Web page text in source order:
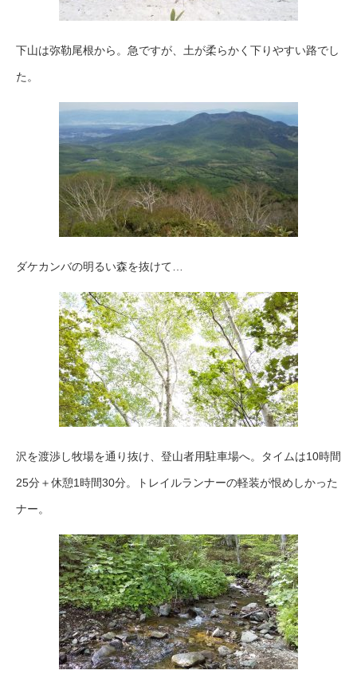
下山は弥勒尾根から。急ですが、土が柔らかく下りやすい路でし
た。
ダケカンバの明るい森を抜けて…
沢を渡渉し牧場を通り抜け、登山者用駐車場へ。タイムは10時間
25分＋休憩1時間30分。トレイルランナーの軽装が恨めしかった
ナー。